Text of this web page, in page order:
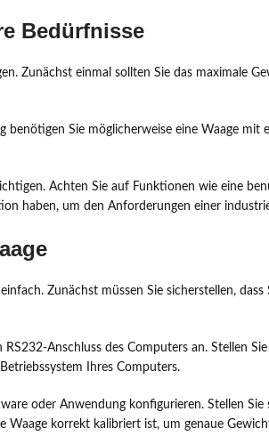
Bedürfnisse
Zunächst einmal sollten Sie das maximale
Sie möglicherweise eine Waage mit
Achten Sie auf Funktionen wie eine
haben, um den Anforderungen einer
Zunächst müssen Sie sicherstellen,
Anschluss des Computers an. Stellen
Ihres Computers.
oder Anwendung konfigurieren. Stellen
korrekt kalibriert ist, um genaue